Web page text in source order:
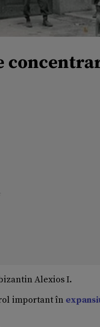
Alexios I.
important în